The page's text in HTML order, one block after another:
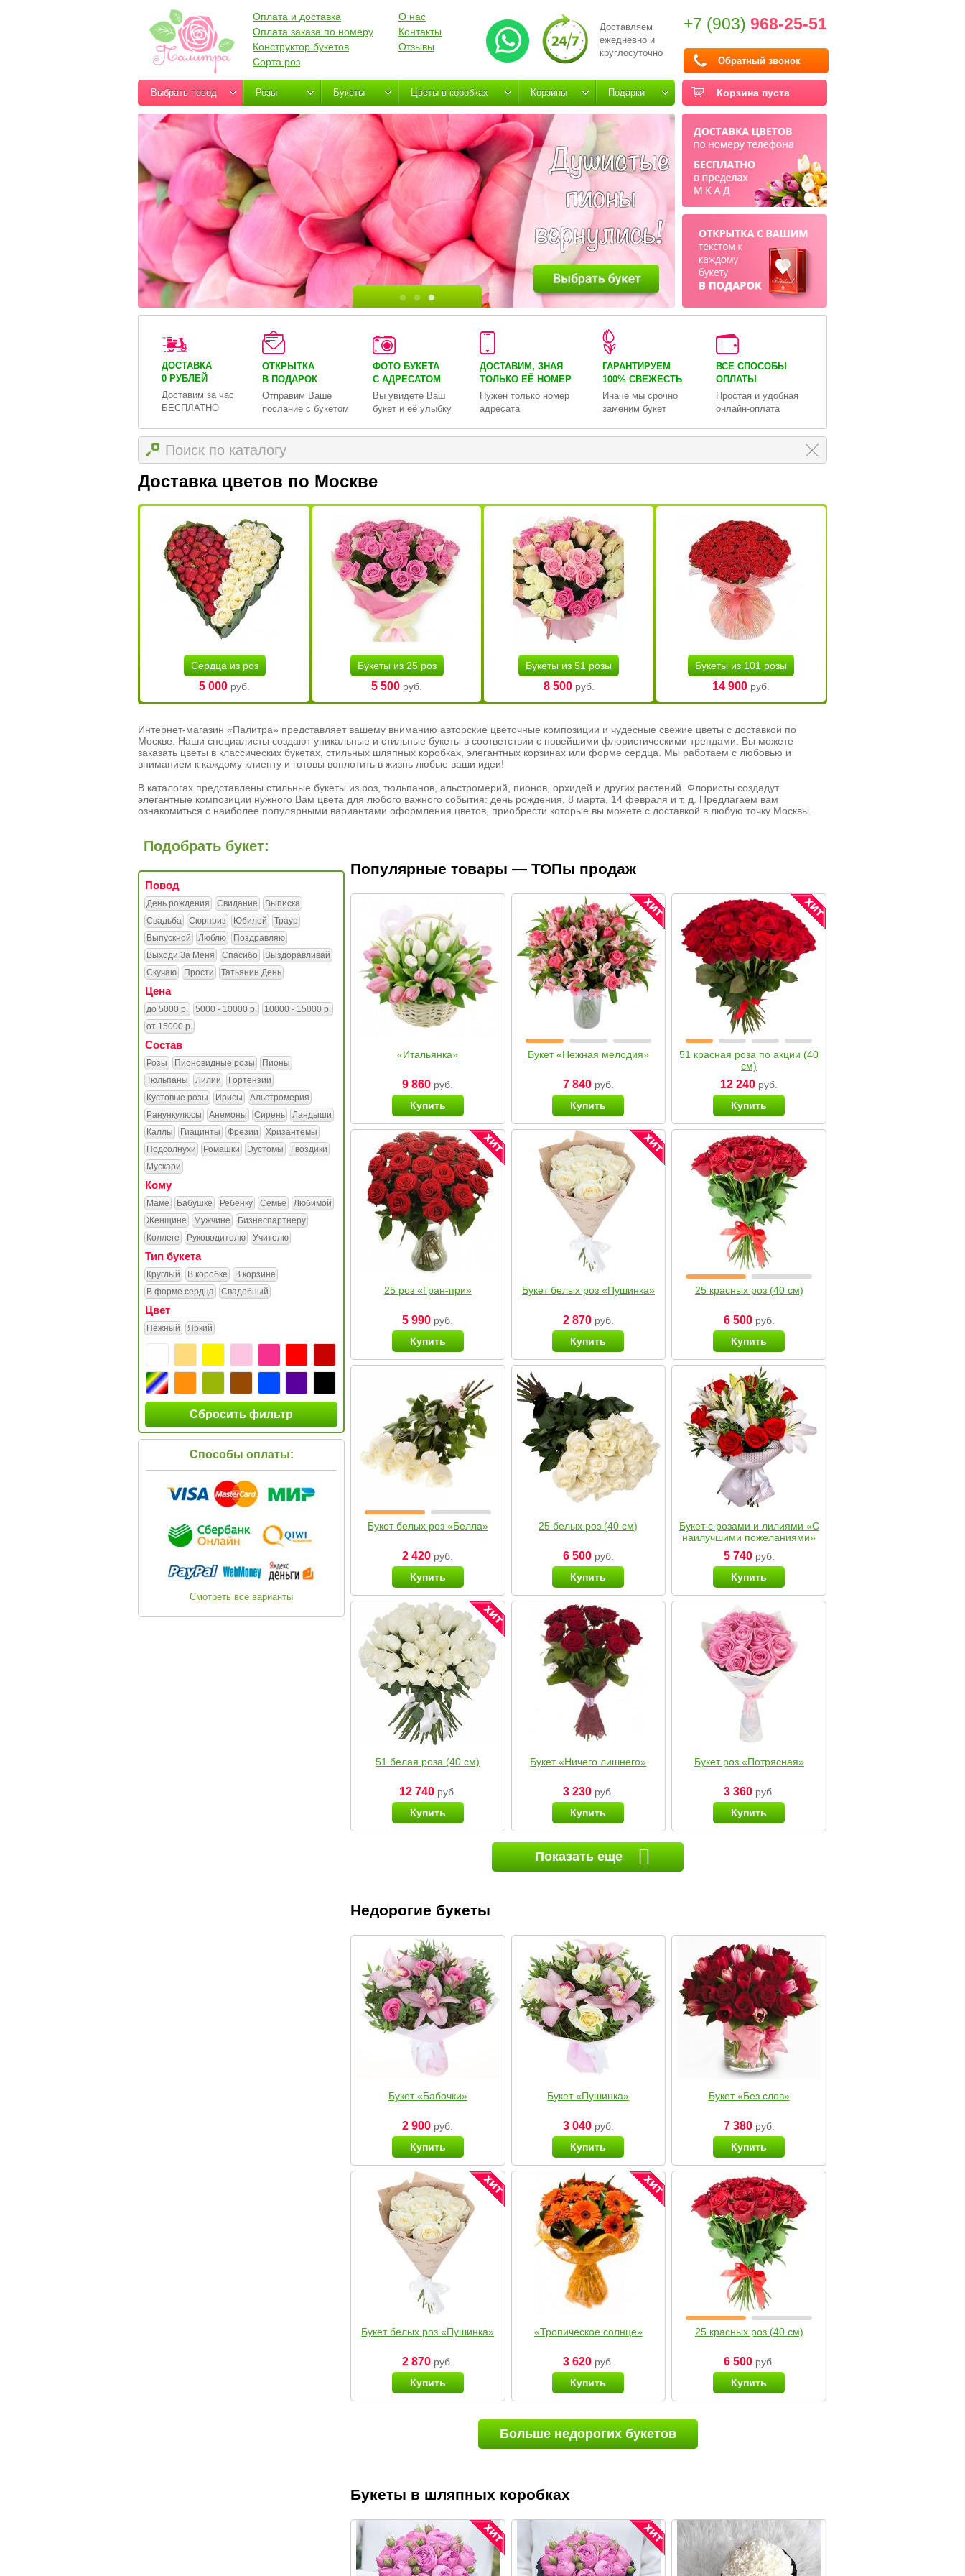
Доставляем
ежедневно и
круглосуточно
+7 (903) 968-25-51
Обратный звонок
Оплата и доставка
Оплата заказа по номеру
Конструктор букетов
Сорта роз
О нас
Контакты
Отзывы
Корзина пуста
Выбрать повод Розы Букеты Цветы в коробках Корзины Подарки
ДОСТАВКА
0 РУБЛЕЙ
Доставим за час
БЕСПЛАТНО
ОТКРЫТКА
В ПОДАРОК
Отправим Ваше
послание с букетом
ФОТО БУКЕТА
С АДРЕСАТОМ
Вы увидете Ваш
букет и её улыбку
ДОСТАВИМ, ЗНАЯ
ТОЛЬКО ЕЁ НОМЕР
Нужен только номер
адресата
ГАРАНТИРУЕМ
100% СВЕЖЕСТЬ
Иначе мы срочно
заменим букет
ВСЕ СПОСОБЫ
ОПЛАТЫ
Простая и удобная
онлайн-оплата
Доставка цветов по Москве
Сердца из роз
5 000 руб.
Букеты из 25 роз
5 500 руб.
Букеты из 51 розы
8 500руб.
Букеты из 101 розы
14 900руб.
Интернет-магазин «Палитра» представляет вашему вниманию авторские цветочные композиции и чудесные свежие цветы с доставкой по
Москве. Наши специалисты создают уникальные и стильные букеты в соответствии с новейшими флористическими трендами. Вы можете
заказать цветы в классических букетах, стильных шляпных коробках, элегантных корзинах или форме сердца. Мы работаем с любовью и
вниманием к каждому клиенту и готовы воплотить в жизнь любые ваши идеи!
В каталогах представлены стильные букеты из роз, тюльпанов, альстромерий, пионов, орхидей и других растений. Флористы создадут
элегантные композиции нужного Вам цвета для любого важного события: день рождения, 8 марта, 14 февраля и т. д. Предлагаем вам
ознакомиться с наиболее популярными вариантами оформления цветов, приобрести которые вы можете с доставкой в любую точку Москвы.
Подобрать букет:
Повод
День рождения Свидание
Выписка
Свадьба
Сюрприз Юбилей
Траур
Выпускной
Люблю
Поздравляю
Выходи За Меня
Спасибо
Выздоравливай
Скучаю
Прости Татьянин День
Цена
до 5000 р. 5000 - 10000 р.
10000 - 15000 р.
от 15000 р.
Состав
Розы Пионовидные розы
Пионы
Тюльпаны
Лилии
Гортензии
Кустовые розы
Ирисы
Альстромерия
Ранункулюсы
Анемоны Сирень
Ландыши
Каллы
Гиацинты Фрезии
Хризантемы
Подсолнухи
Ромашки Эустомы
Гвоздики
Мускари
Кому
Маме Бабушке Ребёнку Семье
Любимой
Женщине
Мужчине
Бизнеспартнеру
Коллеге
Руководителю Учителю
Тип букета
Круглый В коробке
В корзине
В форме сердца
Свадебный
Цвет
Нежный Яркий
Сбросить фильтр
Способы оплаты:
Смотреть все варианты
Популярные товары — ТОПы продаж
«Итальянка»
9 860 руб.
Купить
Букет «Нежная мелодия»
7 840руб.
Купить
51 красная роза по акции (40
см)
12 240 руб.
Купить
25 роз «Гран-при»
5 990 руб.
Купить
Букет белых роз «Пушинка»
2 870руб.
Купить
25 красных роз (40 см)
6 500руб.
Купить
Букет белых роз «Белла»
2 420 руб.
Купить
25 белых роз (40 см)
6 500руб.
Купить
Букет с розами и лилиями «С
наилучшими пожеланиями»
5 740руб.
Купить
51 белая роза (40 см)
12 740руб.
Купить
Букет «Ничего лишнего»
3 230руб.
Купить
Букет роз «Потрясная»
3 360руб.
Купить
Показать еще
Недорогие букеты
Букет «Бабочки»
2 900 руб.
Купить
Букет «Пушинка»
3 040руб.
Купить
Букет «Без слов»
7 380руб.
Купить
Букет белых роз «Пушинка»
2 870 руб.
Купить
«Тропическое солнце»
3 620руб.
Купить
25 красных роз (40 см)
6 500руб.
Купить
Больше недорогих букетов
Букеты в шляпных коробках